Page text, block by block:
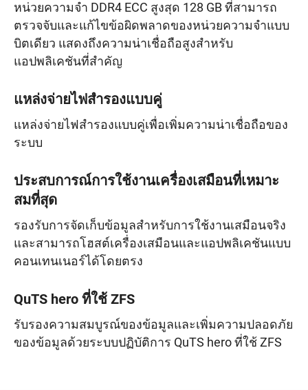
หน่วยความจำ DDR4 ECC สูงสุด 128 GB ที่สามารถ
ตรวจจับและแก้ไขข้อผิดพลาดของหน่วยความจำแบบ
บิตเดียว แสดงถึงความน่าเชื่อถือสูงสำหรับ
แอปพลิเคชันที่สำคัญ
แหล่งจ่ายไฟสำรองแบบคู่
แหล่งจ่ายไฟสำรองแบบคู่เพื่อเพิ่มความน่าเชื่อถือของ
ระบบ
ประสบการณ์การใช้งานเครื่องเสมือนที่เหมาะ
สมที่สุด
รองรับการจัดเก็บข้อมูลสำหรับการใช้งานเสมือนจริง
และสามารถโฮสต์เครื่องเสมือนและแอปพลิเคชันแบบ
คอนเทนเนอร์ได้โดยตรง
QuTS hero ที่ใช้ ZFS
รับรองความสมบูรณ์ของข้อมูลและเพิ่มความปลอดภัย
ของข้อมูลด้วยระบบปฏิบัติการ QuTS hero ที่ใช้ ZFS